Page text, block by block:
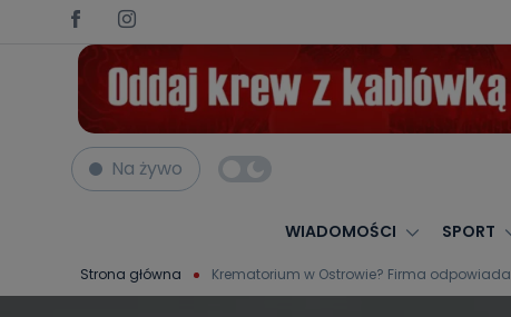
Na żywo
WIADOMOŚCI SPORT
Strona główna Krematorium w Ostrowie? Firma odpowiada